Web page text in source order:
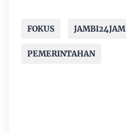
FOKUS JAMBI24JAM
PEMERINTAHAN